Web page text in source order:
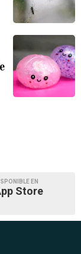
EN
Store